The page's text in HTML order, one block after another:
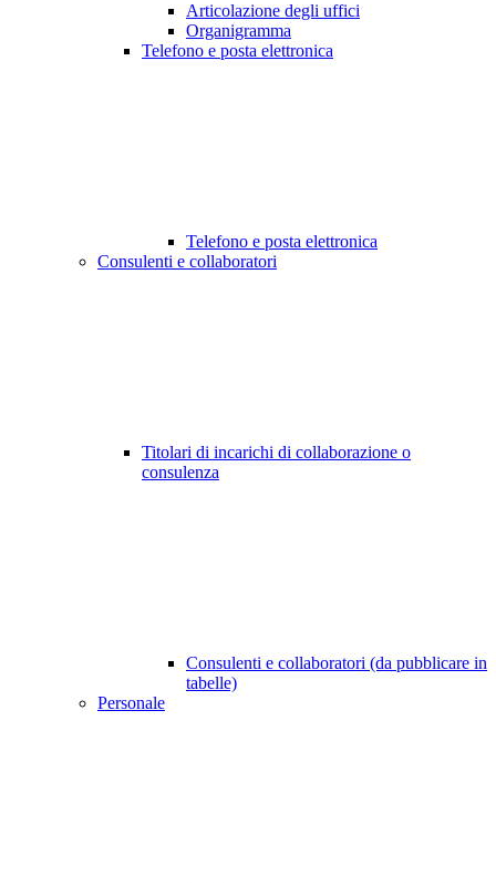
Articolazione degli uffici
Organigramma
Telefono e posta elettronica
Telefono e posta elettronica
Consulenti e collaboratori
Titolari di incarichi di collaborazione o
consulenza
Consulenti e collaboratori (da pubblicare in
tabelle)
Personale